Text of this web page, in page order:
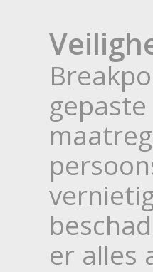
er alles